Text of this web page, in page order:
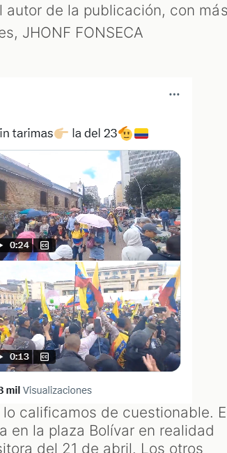
autor de la publicación, con
JHONF FONSECA
calificamos de cuestionable.
en la plaza Bolívar en realidad
del 21 de abril. Los otros